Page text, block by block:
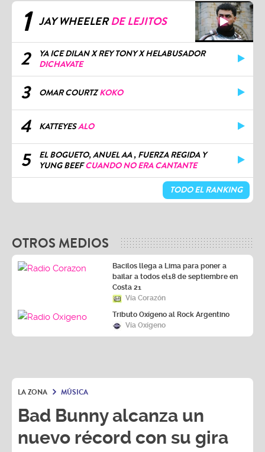
1 JAY WHEELERDE LEJITOS
2
YA ICE DILAN X REY TONY X HELABUSADOR
DICHAVATE
3 OMAR COURTZKOKO
4 KATTEYESALO
5
EL BOGUETO, ANUEL AA , FUERZA REGIDA Y
YUNG BEEFCUANDO NO ERA CANTANTE
TODO EL RANKING
Bacilos llega a Lima para poner a
bailar a todos el18 de septiembre en
Costa 21
Vía Corazón
Tributo Oxígeno al Rock Argentino
Vía Oxígeno
Bad Bunny alcanza un
nuevo récord con su gira
'Debí Tirar Más Fotos